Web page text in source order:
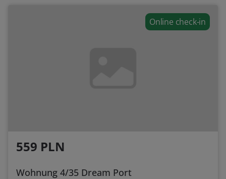
Online check-in
559 PLN
Wohnung 4/35 Dream Port